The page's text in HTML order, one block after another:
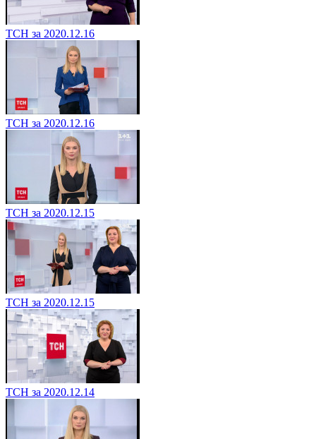
ТСН за 2020.12.16
ТСН за 2020.12.16
ТСН за 2020.12.15
ТСН за 2020.12.15
ТСН за 2020.12.14